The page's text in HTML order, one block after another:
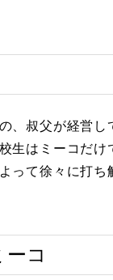
、叔父が経営し
生はミーコだけ
って徐々に打ち
コ